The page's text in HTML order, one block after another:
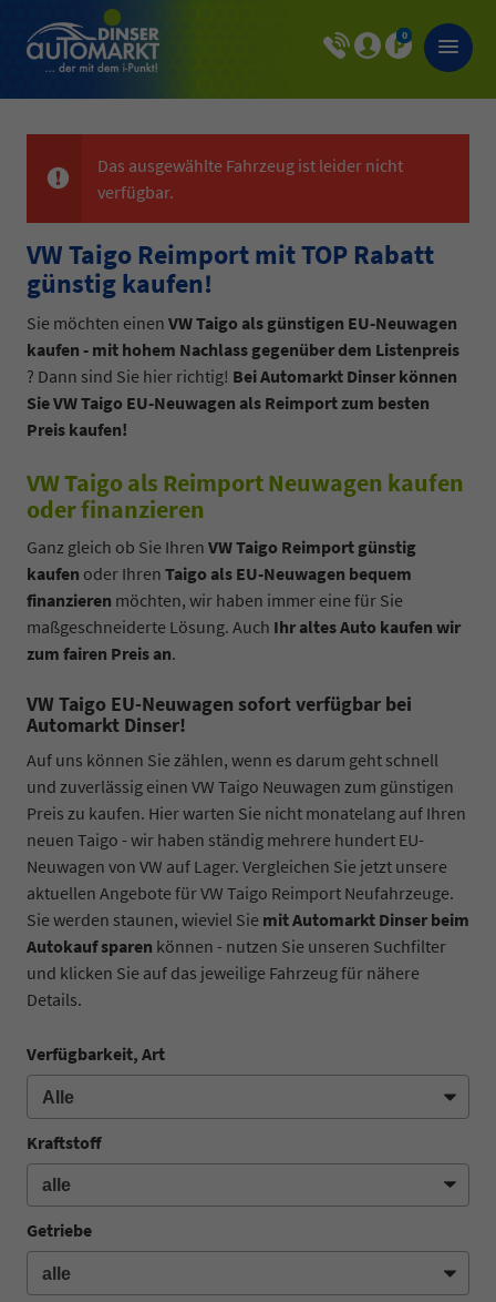
0
Das ausgewählte Fahrzeug ist leider nicht
verfügbar.
VW Taigo Reimport mit TOP Rabatt
günstig kaufen!
Sie möchten einen VW Taigo als günstigen EU-Neuwagen
kaufen - mit hohem Nachlass gegenüber dem Listenpreis
? Dann sind Sie hier richtig! Bei Automarkt Dinser können
Sie VW Taigo EU-Neuwagen als Reimport zum besten
Preis kaufen!
VW Taigo als Reimport Neuwagen kaufen
oder finanzieren
Ganz gleich ob Sie Ihren VW Taigo Reimport günstig
kaufen oder Ihren Taigo als EU-Neuwagen bequem
finanzieren möchten, wir haben immer eine für Sie
maßgeschneiderte Lösung. Auch Ihr altes Auto kaufen wir
zum fairen Preis an.
VW Taigo EU-Neuwagen sofort verfügbar bei
Automarkt Dinser!
Auf uns können Sie zählen, wenn es darum geht schnell
und zuverlässig einen VW Taigo Neuwagen zum günstigen
Preis zu kaufen. Hier warten Sie nicht monatelang auf Ihren
neuen Taigo - wir haben ständig mehrere hundert EU-
Neuwagen von VW auf Lager. Vergleichen Sie jetzt unsere
aktuellen Angebote für VW Taigo Reimport Neufahrzeuge.
Sie werden staunen, wieviel Sie mit Automarkt Dinser beim
Autokauf sparen können - nutzen Sie unseren Suchfilter
und klicken Sie auf das jeweilige Fahrzeug für nähere
Details.
Verfügbarkeit, Art
Kraftstoff
Getriebe